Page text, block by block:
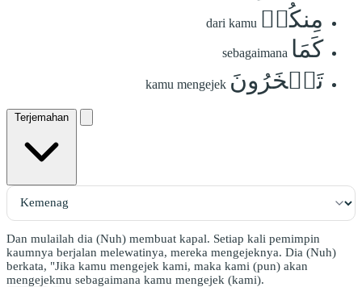
مِنكُمۡ dari kamu
كَمَا sebagaimana
تَسۡخَرُونَ kamu mengejek
Terjemahan
Dan mulailah dia (Nuh) membuat kapal. Setiap kali pemimpin
kaumnya berjalan melewatinya, mereka mengejeknya. Dia (Nuh)
berkata, "Jika kamu mengejek kami, maka kami (pun) akan
mengejekmu sebagaimana kamu mengejek (kami).